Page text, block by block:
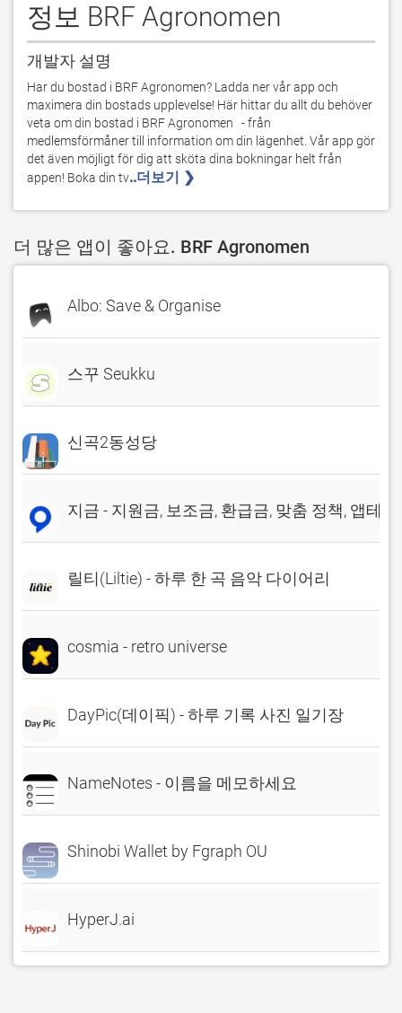
정보 BRF Agronomen
개발자 설명
Har du bostad i BRF Agronomen? Ladda ner vår app och
maximera din bostads upplevelse! Här hittar du allt du behöver
veta om din bostad i BRF Agronomen   - från
medlemsförmåner till information om din lägenhet. Vår app gör
det även möjligt för dig att sköta dina bokningar helt från
appen! Boka din tv..더보기 ❯
더 많은 앱이 좋아요. BRF Agronomen
Albo: Save & Organise
스꾸 Seukku
신곡2동성당
지금 - 지원금, 보조금, 환급금, 맞춤 정책, 앱테크
릴티(Liltie) - 하루 한 곡 음악 다이어리
cosmia - retro universe
DayPic(데이픽) - 하루 기록 사진 일기장
NameNotes - 이름을 메모하세요
Shinobi Wallet by Fgraph OU
HyperJ.ai